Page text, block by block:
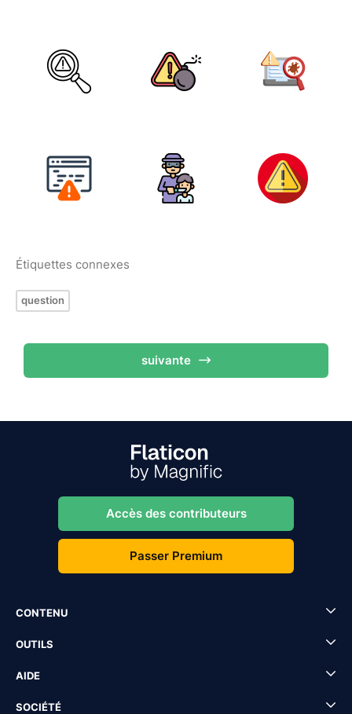
Étiquettes connexes
question
suivante
Accès des contributeurs
Passer Premium
CONTENU
OUTILS
AIDE
SOCIÉTÉ